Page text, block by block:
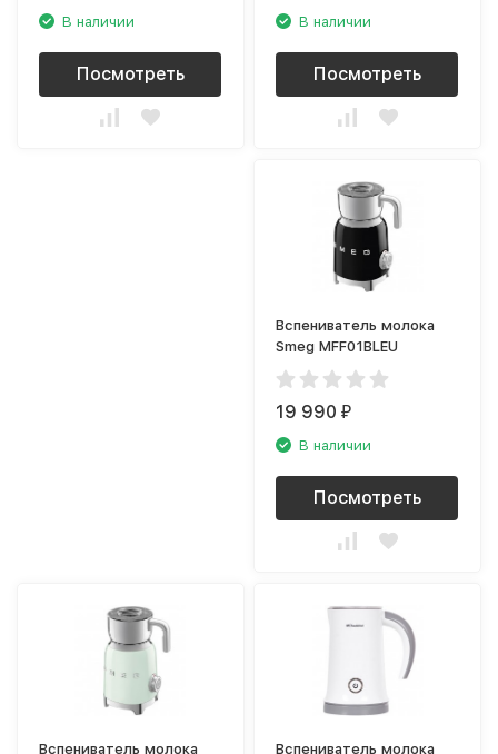
В наличии
Посмотреть
В наличии
Посмотреть
Вспениватель молока
Smeg MFF01BLEU
19 990₽
В наличии
Посмотреть
Вспениватель молока Вспениватель молока